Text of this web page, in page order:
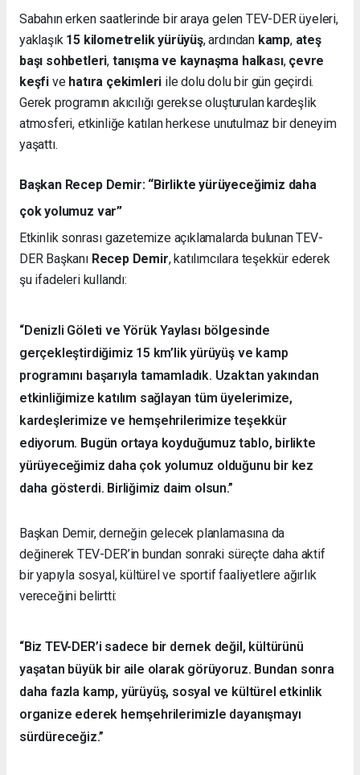
Sabahın erken saatlerinde bir araya gelen TEV-DER üyeleri,
yaklaşık 15 kilometrelik yürüyüş, ardından kamp, ateş
başı sohbetleri, tanışma ve kaynaşma halkası, çevre
keşfi ve hatıra çekimleri ile dolu dolu bir gün geçirdi.
Gerek programın akıcılığı gerekse oluşturulan kardeşlik
atmosferi, etkinliğe katılan herkese unutulmaz bir deneyim
yaşattı.